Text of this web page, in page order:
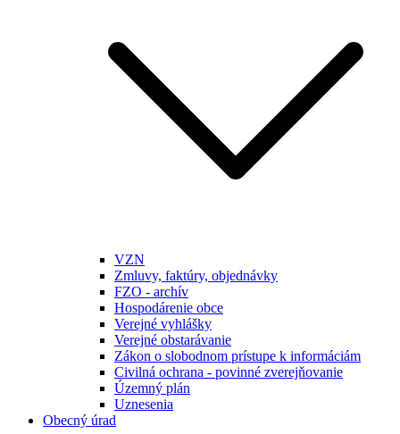
VZN
Zmluvy, faktúry, objednávky
FZO - archív
Hospodárenie obce
Verejné vyhlášky
Verejné obstarávanie
Zákon o slobodnom prístupe k informáciám
Civilná ochrana - povinné zverejňovanie
Územný plán
Uznesenia
Obecný úrad